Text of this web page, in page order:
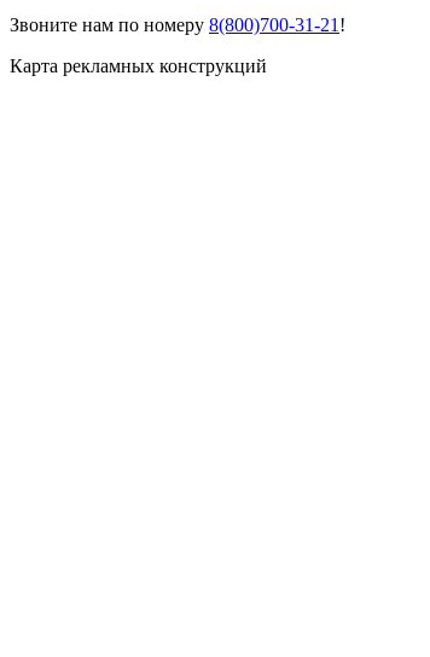
Звоните нам по номеру 8(800)700-31-21 !
Карта рекламных конструкций